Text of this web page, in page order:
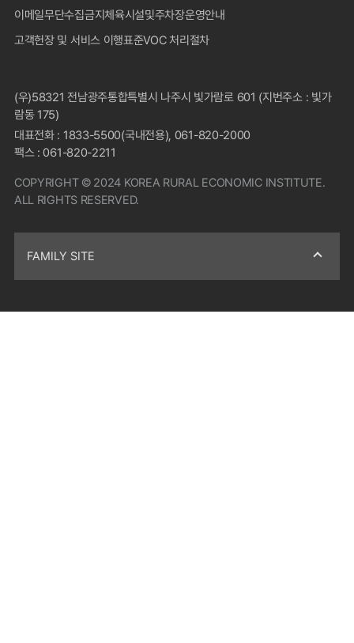
경
제
연
푸
터
이메일무단수집금지체육시설및주차장운영안내
고객헌장 및 서비스 이행표준VOC 처리절차
(우)58321 전남광주통합특별시 나주시 빛가람로 601 (지번주소 : 빛가
람동 175)
대표전화 : 1833-5500(국내전용), 061-820-2000
팩스 : 061-820-2211
COPYRIGHT © 2024 KOREA RURAL ECONOMIC INSTITUTE.
ALL RIGHTS RESERVED.
FAMILY SITE